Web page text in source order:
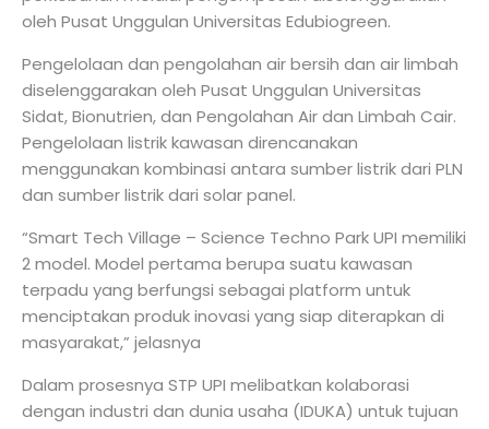
oleh Pusat Unggulan Universitas Edubiogreen.
Pengelolaan dan pengolahan air bersih dan air limbah
diselenggarakan oleh Pusat Unggulan Universitas
Sidat, Bionutrien, dan Pengolahan Air dan Limbah Cair.
Pengelolaan listrik kawasan direncanakan
menggunakan kombinasi antara sumber listrik dari PLN
dan sumber listrik dari solar panel.
“Smart Tech Village – Science Techno Park UPI memiliki
2 model. Model pertama berupa suatu kawasan
terpadu yang berfungsi sebagai platform untuk
menciptakan produk inovasi yang siap diterapkan di
masyarakat,” jelasnya
Dalam prosesnya STP UPI melibatkan kolaborasi
dengan industri dan dunia usaha (IDUKA) untuk tujuan